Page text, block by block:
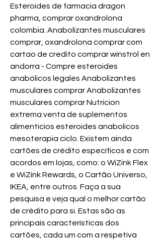
Esteroides de farmacia dragon
pharma, comprar oxandrolona
colombia. Anabolizantes musculares
comprar, oxandrolona comprar com
cartao de credito comprar winstrol en
andorra - Compre esteroides
anabólicos legales Anabolizantes
musculares comprar Anabolizantes
musculares comprar Nutricion
extrema venta de suplementos
alimenticios esteroides anabolicos
mesoterapia ciclo. Existem ainda
cartões de crédito específicos e com
acordos em lojas, como: o WiZink Flex
e WiZink Rewards, o Cartão Universo,
IKEA, entre outros. Faça a sua
pesquisa e veja qual o melhor cartão
de crédito para si. Estas são as
principais características dos
cartões, cada um com a respetiva